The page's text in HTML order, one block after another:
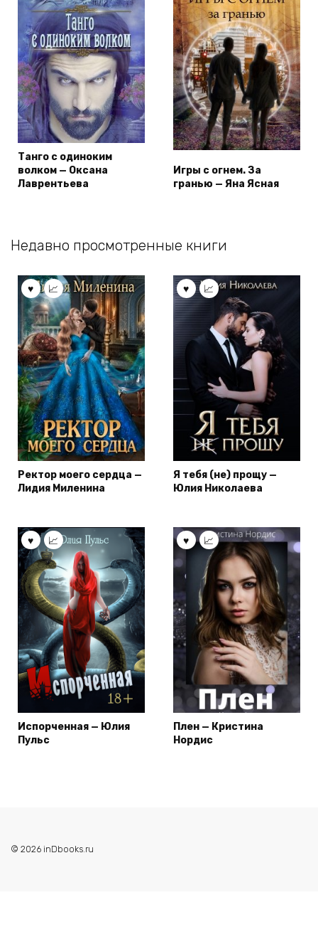
Танго с одиноким
волком — Оксана
Лаврентьева
Игры с огнем. За
гранью — Яна Ясная
Недавно просмотренные книги
Ректор моего сердца —
Лидия Миленина
Я тебя (не) прощу —
Юлия Николаева
Испорченная — Юлия
Пульс
Плен — Кристина
Нордис
© 2026 inDbooks.ru